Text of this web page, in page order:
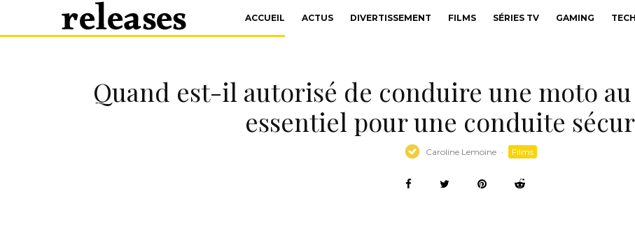
ACCUEIL ACTUS DIVERTISSEMENT FILMS SÉRIES TV GAMING
Quand est-il autorisé de conduire une moto au
essentiel pour une conduite
Caroline Lemoine · Films